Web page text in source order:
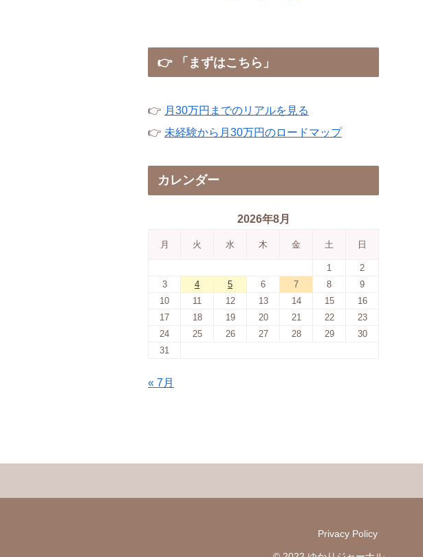
👉 「まずはこちら」
👉 月30万円までのリアルを見る
👉 未経験から月30万円のロードマップ
カレンダー
2026年8月
月 火 水 木 金 土 日
1
2
3
4 5 6 7 8
9
10
11 12 13 14 15
16
17
18 19 20 21 22
23
24
25 26 27 28 29
30
31
« 7月
Privacy Policy